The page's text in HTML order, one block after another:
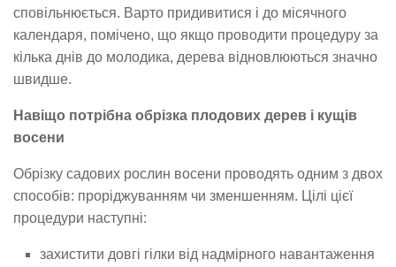
сповільнюється. Варто придивитися і до місячного
календаря, помічено, що якщо проводити процедуру за
кілька днів до молодика, дерева відновлюються значно
швидше.
Навіщо потрібна обрізка плодових дерев і кущів
восени
Обрізку садових рослин восени проводять одним з двох
способів: проріджуванням чи зменшенням. Цілі цієї
процедури наступні:
захистити довгі гілки від надмірного навантаження